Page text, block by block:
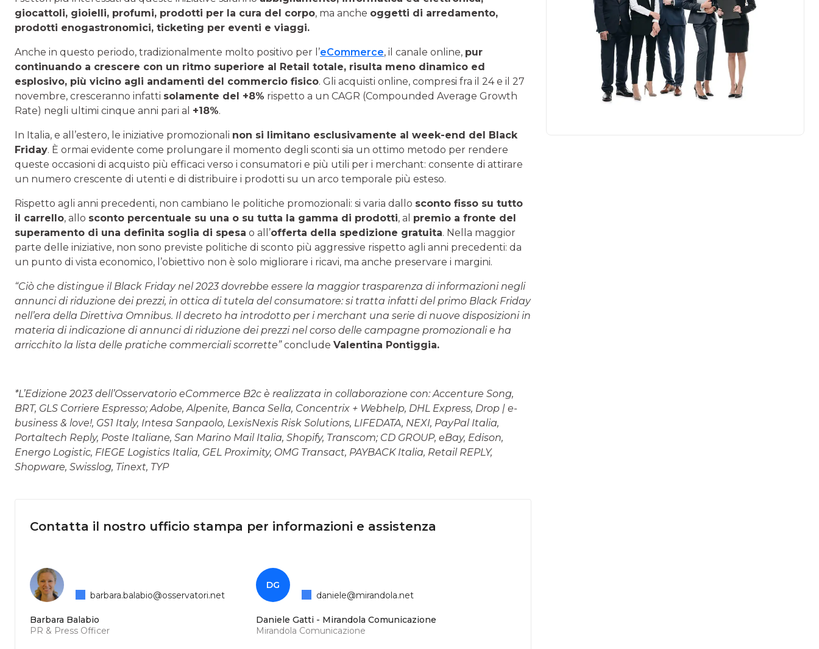
giocattoli, gioielli, profumi, prodotti per la cura del corpo, ma anche oggetti di arredamento,
prodotti enogastronomici, ticketing per eventi e viaggi.
Anche in questo periodo, tradizionalmente molto positivo per l’eCommerce, il canale online, pur
continuando a crescere con un ritmo superiore al Retail totale, risulta meno dinamico ed
esplosivo, più vicino agli andamenti del commercio fisico. Gli acquisti online, compresi fra il 24 e il 27
novembre, cresceranno infatti solamente del +8% rispetto a un CAGR (Compounded Average Growth
Rate) negli ultimi cinque anni pari al +18%.
In Italia, e all’estero, le iniziative promozionali non si limitano esclusivamente al week-end del Black
Friday. È ormai evidente come prolungare il momento degli sconti sia un ottimo metodo per rendere
queste occasioni di acquisto più efficaci verso i consumatori e più utili per i merchant: consente di attirare
un numero crescente di utenti e di distribuire i prodotti su un arco temporale più esteso.
Rispetto agli anni precedenti, non cambiano le politiche promozionali: si varia dallo sconto fisso su tutto
il carrello, allo sconto percentuale su una o su tutta la gamma di prodotti, al premio a fronte del
superamento di una definita soglia di spesa o all’offerta della spedizione gratuita. Nella maggior
parte delle iniziative, non sono previste politiche di sconto più aggressive rispetto agli anni precedenti: da
un punto di vista economico, l’obiettivo non è solo migliorare i ricavi, ma anche preservare i margini.
“Ciò che distingue il Black Friday nel 2023 dovrebbe essere la maggior trasparenza di informazioni negli
annunci di riduzione dei prezzi, in ottica di tutela del consumatore: si tratta infatti del primo Black Friday
nell’era della Direttiva Omnibus. Il decreto ha introdotto per i merchant una serie di nuove disposizioni in
materia di indicazione di annunci di riduzione dei prezzi nel corso delle campagne promozionali e ha
arricchito la lista delle pratiche commerciali scorrette”conclude Valentina Pontiggia.
*L’Edizione 2023 dell’Osservatorio eCommerce B2c è realizzata in collaborazione con: Accenture Song,
BRT, GLS Corriere Espresso; Adobe, Alpenite, Banca Sella, Concentrix + Webhelp, DHL Express, Drop | e-
business & love!, GS1 Italy, Intesa Sanpaolo, LexisNexis Risk Solutions, LIFEDATA, NEXI, PayPal Italia,
Portaltech Reply, Poste Italiane, San Marino Mail Italia, Shopify, Transcom; CD GROUP, eBay, Edison,
Energo Logistic, FIEGE Logistics Italia, GEL Proximity, OMG Transact, PAYBACK Italia, Retail REPLY,
Shopware, Swisslog, Tinext, TYP
Contatta il nostro ufficio stampa per informazioni e assistenza
Barbara Balabio
PR & Press Officer
barbara.balabio@osservatori.net
DG
Daniele Gatti - Mirandola Comunicazione
Mirandola Comunicazione
daniele@mirandola.net